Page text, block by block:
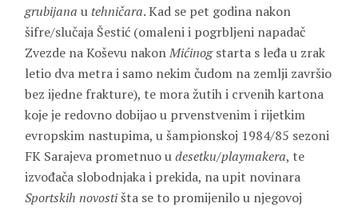
grubijana u tehničara. Kad se pet godina nakon
šifre/slučaja Šestić (omaleni i pogrbljeni napadač
Zvezde na Koševu nakonMićinogstarta s leđa u zrak
letio dva metra i samo nekim čudom na zemlji završio
bez ijedne frakture), te mora žutih i crvenih kartona
koje je redovno dobijao u prvenstvenim i rijetkim
evropskim nastupima, u šampionskoj 1984/85 sezoni
FK Sarajeva prometnuo udesetku/playmakera, te
izvođača slobodnjaka i prekida, na upit novinara
Sportskih novostišta se to promijenilo u njegovoj